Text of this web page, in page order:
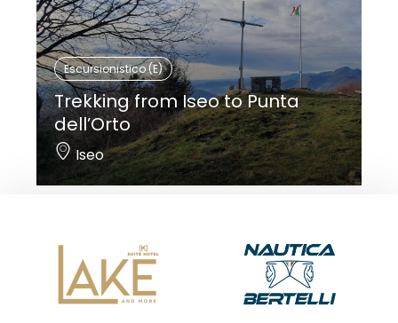
Escursionistico (E)
Trekking from Iseo to Punta
dell’Orto
Iseo